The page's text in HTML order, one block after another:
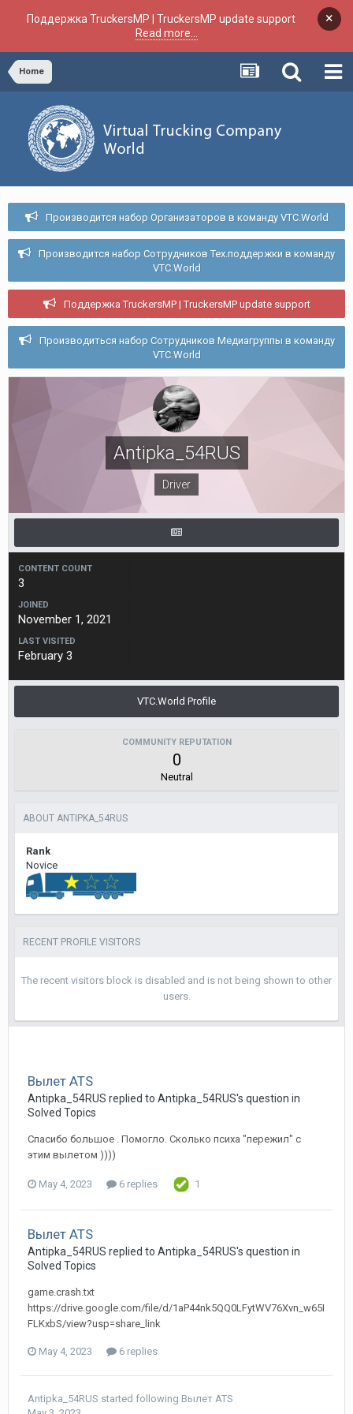
Поддержка TruckersMP | TruckersMP update support
Read more...
×
Home
Производится набор Организаторов в команду VTC.World
Производится набор Сотрудников Тех.поддержки в команду
VTC.World
Поддержка TruckersMP | TruckersMP update support
Производиться набор Сотрудников Медиагруппы в команду
VTC.World
Antipka_54RUS
Driver
CONTENT COUNT
3
JOINED
November 1, 2021
LAST VISITED
February 3
VTC.World Profile
COMMUNITY REPUTATION
0
Neutral
ABOUT ANTIPKA_54RUS
Rank
Novice
RECENT PROFILE VISITORS
The recent visitors block is disabled and is not being shown to other
users.
Вылет ATS
Antipka_54RUS replied to Antipka_54RUS's question in
Solved Topics
Спасибо большое . Помогло. Сколько психа "пережил" с
этим вылетом ))))
May 4, 2023 6 replies 1
Вылет ATS
Antipka_54RUS replied to Antipka_54RUS's question in
Solved Topics
game.crash.txt
https://drive.google.com/file/d/1aP44nk5QQ0LFytWV76Xvn_w65I
FLKxbS/view?usp=share_link
May 4, 2023 6 replies
Antipka_54RUS started following Вылет ATS